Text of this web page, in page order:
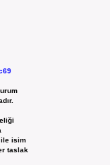
ile isim
taslak